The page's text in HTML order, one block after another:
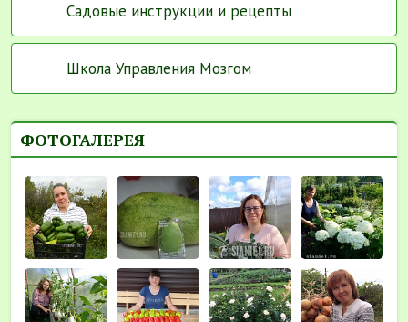
Садовые инструкции и рецепты
Школа Управления Мозгом
ФОТОГАЛЕРЕЯ